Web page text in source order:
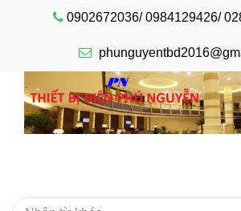
0902672036/ 0984129426/